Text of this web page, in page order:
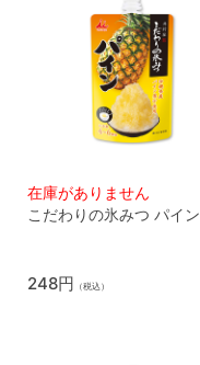
在庫がありません
こだわりの氷みつ パイン
248円 （税込）